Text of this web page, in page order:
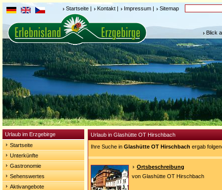
Startseite | Kontakt | Impressum | Sitemap
Blick
Urlaub im Erzgebirge
Startseite
Unterkünfte
Gastronomie
Sehenswertes
Aktivangebote
Urlaub in Glashütte OT Hirschbach
Ihre Suche in Glashütte OT Hirschbach ergab
Ortsbeschreibung
von Glashütte OT Hirschbach